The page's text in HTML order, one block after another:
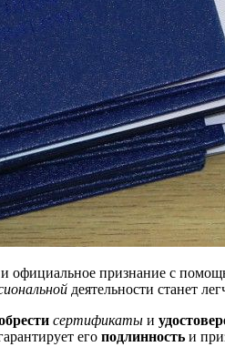
и официальное признание с
деятельности станет
сертификаты и
его подлинность и